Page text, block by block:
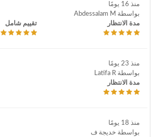
منذ 16 يومًا
بواسطة Abdessalam M
مدة الانتظار
تقييم شامل
منذ 23 يومًا
بواسطة Latifa R
مدة الانتظار
منذ 18 يومًا
بواسطة خديجة ف